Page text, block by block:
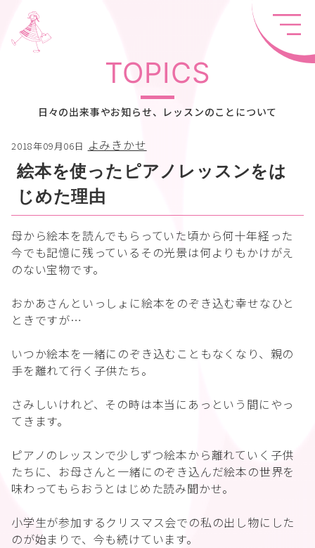
TOPICS
日々の出来事やお知らせ、レッスンのことについて
2018年09月06日 よみきかせ
絵本を使ったピアノレッスンをは
じめた理由
母から絵本を読んでもらっていた頃から何十年経った
今でも記憶に残っているその光景は何よりもかけがえ
のない宝物です。
おかあさんといっしょに絵本をのぞき込む幸せなひと
ときですが…
いつか絵本を一緒にのぞき込むこともなくなり、親の
手を離れて行く子供たち。
さみしいけれど、その時は本当にあっという間にやっ
てきます。
ピアノのレッスンで少しずつ絵本から離れていく子供
たちに、お母さんと一緒にのぞき込んだ絵本の世界を
味わってもらおうとはじめた読み聞かせ。
小学生が参加するクリスマス会での私の出し物にした
のが始まりで、今も続けています。